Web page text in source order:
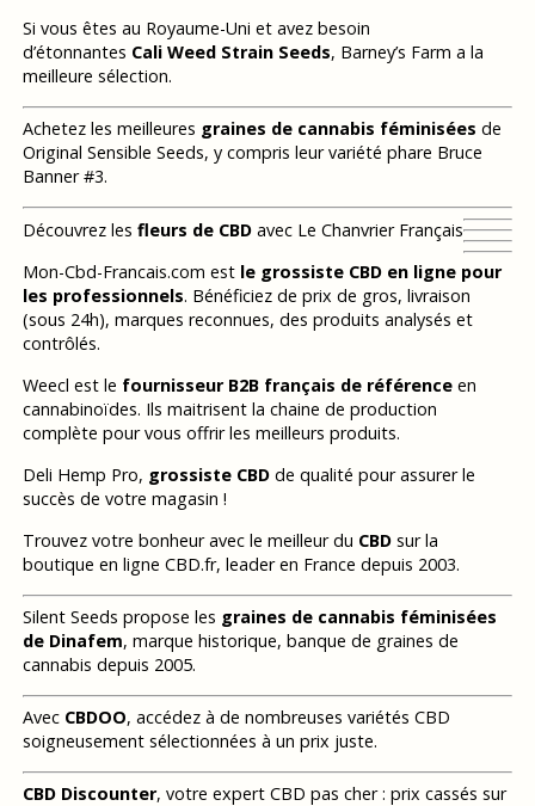
Si vous êtes au Royaume-Uni et avez besoin
d’étonnantes Cali Weed Strain Seeds, Barney’s Farm a la
meilleure sélection.
Achetez les meilleures graines de cannabis féminisées de
Original Sensible Seeds, y compris leur variété phare Bruce
Banner #3.
Découvrez les fleurs de CBDavec Le Chanvrier Français
Mon-Cbd-Francais.com est le grossiste CBD en ligne pour
les professionnels. Bénéficiez de prix de gros, livraison
(sous 24h), marques reconnues, des produits analysés et
contrôlés.
Weecl est le fournisseur B2B français de référenceen
cannabinoïdes. Ils maitrisent la chaine de production
complète pour vous offrir les meilleurs produits.
Deli Hemp Pro, grossiste CBDde qualité pour assurer le
succès de votre magasin !
Trouvez votre bonheur avec le meilleur du CBDsur la
boutique en ligne CBD.fr, leader en France depuis 2003.
Silent Seeds propose les graines de cannabis féminisées
de Dinafem, marque historique, banque de graines de
cannabis depuis 2005.
Avec CBDOO, accédez à de nombreuses variétés CBD
soigneusement sélectionnées à un prix juste.
CBD Discounter, votre expert CBD pas cher : prix cassés sur